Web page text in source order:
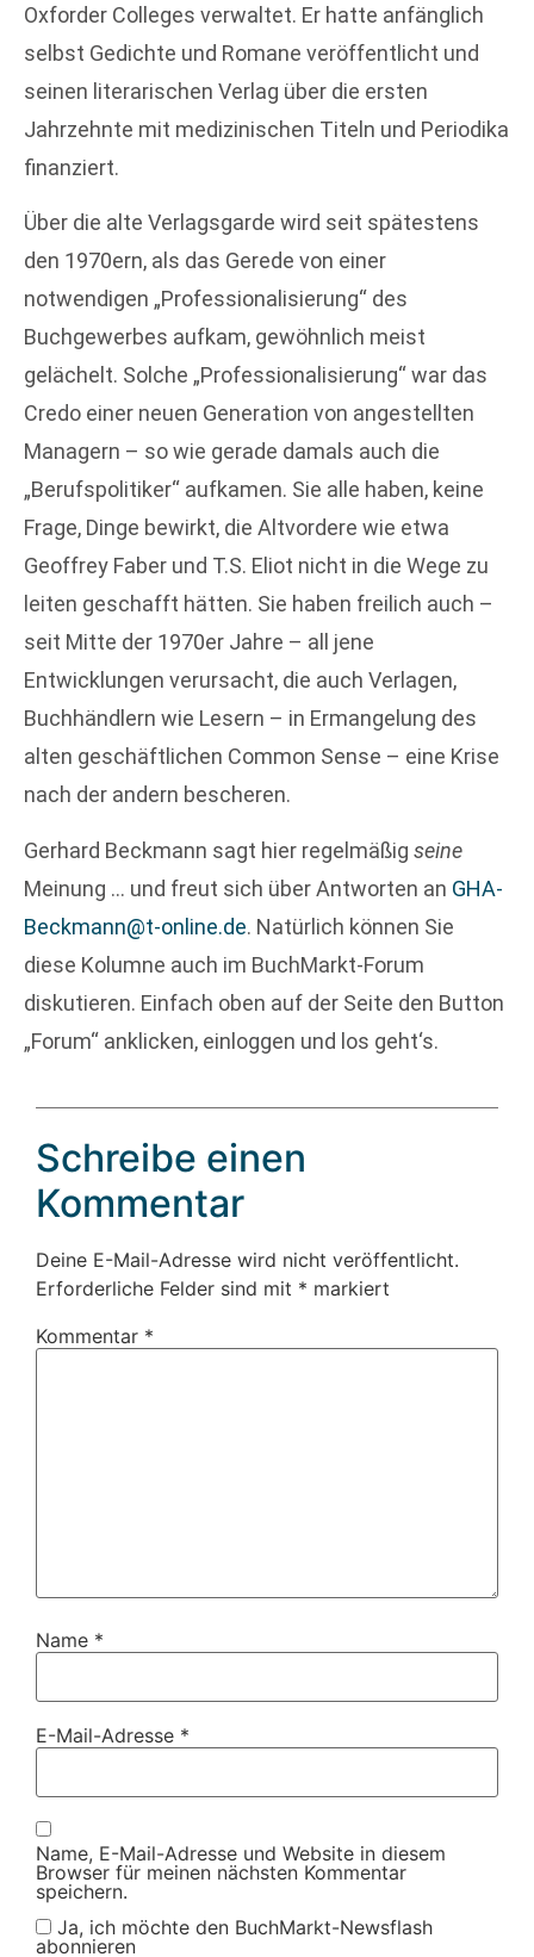
Oxforder Colleges verwaltet. Er hatte anfänglich
selbst Gedichte und Romane veröffentlicht und
seinen literarischen Verlag über die ersten
Jahrzehnte mit medizinischen Titeln und Periodika
finanziert.
Über die alte Verlagsgarde wird seit spätestens
den 1970ern, als das Gerede von einer
notwendigen „Professionalisierung“ des
Buchgewerbes aufkam, gewöhnlich meist
gelächelt. Solche „Professionalisierung“ war das
Credo einer neuen Generation von angestellten
Managern – so wie gerade damals auch die
„Berufspolitiker“ aufkamen. Sie alle haben, keine
Frage, Dinge bewirkt, die Altvordere wie etwa
Geoffrey Faber und T.S. Eliot nicht in die Wege zu
leiten geschafft hätten. Sie haben freilich auch –
seit Mitte der 1970er Jahre – all jene
Entwicklungen verursacht, die auch Verlagen,
Buchhändlern wie Lesern – in Ermangelung des
alten geschäftlichen Common Sense – eine Krise
nach der andern bescheren.
Gerhard Beckmann sagt hier regelmäßig seine
Meinung … und freut sich über Antworten an GHA-
Beckmann@t-online.de. Natürlich können Sie
diese Kolumne auch im BuchMarkt-Forum
diskutieren. Einfach oben auf der Seite den Button
„Forum“ anklicken, einloggen und los geht‘s.
Schreibe einen
Kommentar
Deine E-Mail-Adresse wird nicht veröffentlicht.
Erforderliche Felder sind mit * markiert
Kommentar *
Name *
E-Mail-Adresse *
Name, E-Mail-Adresse und Website in diesem
Browser für meinen nächsten Kommentar
speichern.
Ja, ich möchte den BuchMarkt-Newsflash
abonnieren